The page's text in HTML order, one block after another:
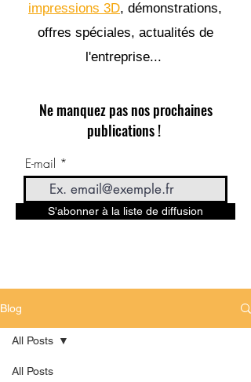
impressions 3D, démonstrations,
offres spéciales, actualités de
l'entreprise...
Ne manquez pas nos prochaines
publications !
E-mail
S'abonner à la liste de diffusion
Blog
All Posts
All Posts